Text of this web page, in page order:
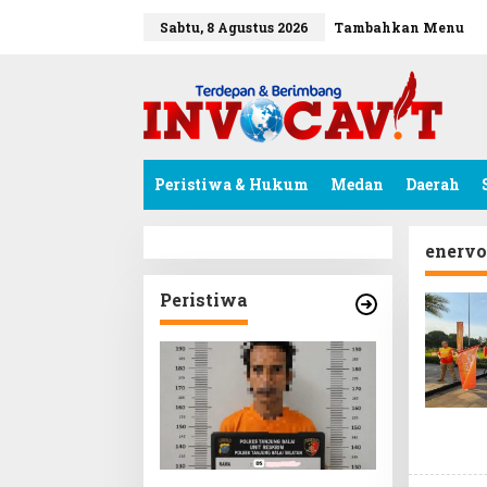
Sabtu, 8 Agustus 2026 Tambahkan Menu
Peristiwa & Hukum Medan Daerah
Peristiwa